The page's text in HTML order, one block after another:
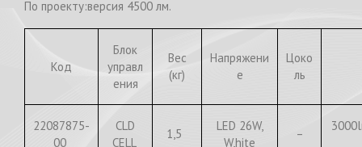
По проекту:версия 4500 лм.
Код
Блок
управл
ения
Вес
(кг)
Напряжени
е
Цоко
ль
22087875-
00
CLD
CELL
1,5
LED 26W,
W,hite
–